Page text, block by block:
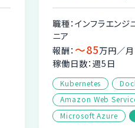
職種：インフラエンジ
ニア
報酬： 〜85万円／月
稼働日数：週5日
Kubernetes
Amazon Web
Microsoft Azure